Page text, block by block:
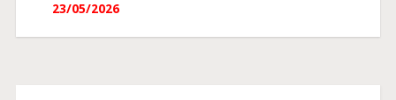
23/05/2026